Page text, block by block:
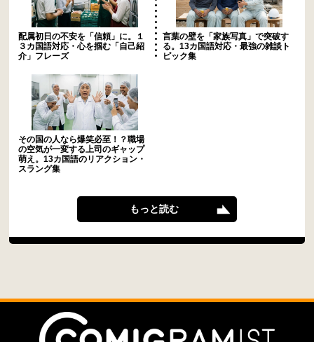
配属初日の不安を「信頼」に。１
３カ国語対応・心を掴む「自己紹
介」フレーズ
言葉の壁を「家族写真」で突破す
る。13カ国語対応・最強の雑談ト
ピック集
その国の人なら爆笑必至！？職場
の空気が一変する上司のギャップ
萌え。13カ国語のリアクション・
スラング集
もっと読む